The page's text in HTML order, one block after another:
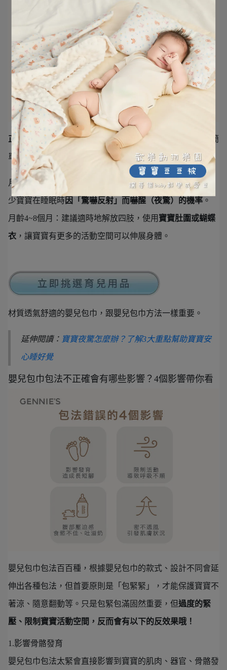
正確的嬰兒包巾方法，需要視寶寶成長階段而改變 ，以下簡
單說明：
月齡0~4個月：建議完整地包覆寶寶全身，連同手、腳，減
少寶寶在睡眠時因「驚嚇反射」而嚇醒（夜驚）的機率 。
月齡4~8個月：建議適時地解放四肢，使用 寶寶肚圍或蝴蝶
衣 ，讓寶寶有更多的活動空間可以伸展身體。
材質透氣舒適的嬰兒包巾，跟嬰兒包巾方法一樣重要。
延伸閱讀： 寶寶夜驚怎麼辦？了解3大重點幫助寶寶安
心睡好覺
嬰兒包巾包法不正確會有哪些影響？4個影響帶你看
嬰兒包巾包法百百種，根據嬰兒包巾的款式、設計不同會延
伸出各種包法，但首要原則是「包緊緊」，才能保護寶寶不
著涼、隨意翻動等。只是包緊包滿固然重要，但過度的緊
壓、限制寶寶活動空間，反而會有以下的反效果哦！
1.影響骨骼發育
嬰兒包巾包法太緊會直接影響到寶寶的肌肉、器官、骨骼發